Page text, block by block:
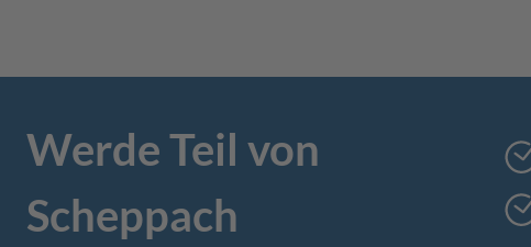
Werde Teil von
Scheppach